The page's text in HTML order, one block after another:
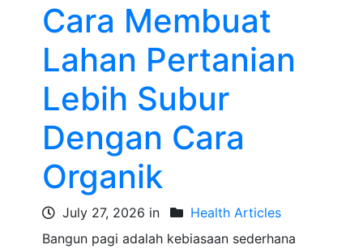
Cara Membuat
Lahan Pertanian
Lebih Subur
Dengan Cara
Organik
July 27, 2026 in
Health Articles
Bangun pagi adalah kebiasaan sederhana